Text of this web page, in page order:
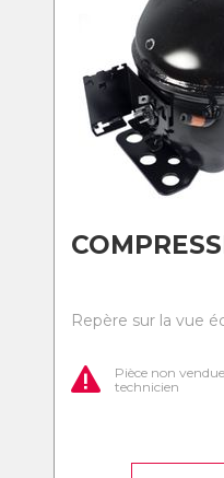
Repère sur la vue
Pièce non
technicien